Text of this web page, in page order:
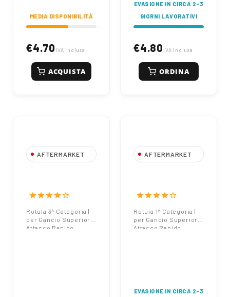
MEDIA DISPONIBILITÀ
€4.70 IVA inclusa
ACQUISTA
EVASIONE IN CIRCA 2-3
GIORNI LAVORATIVI
€4.80 IVA inclusa
ORDINA
AFTERMARKET
Superiore Attacco
starstarstarstarstar_border
Rotula 3^ Categoria |
per Gancio Superiore
Attacco Rapido
AFTERMARKET
Superiore Attacco
starstarstarstarstar_border
Rotula 1^ Categoria |
per Gancio Superiore
Attacco Rapido
EVASIONE IN CIRCA 2-3